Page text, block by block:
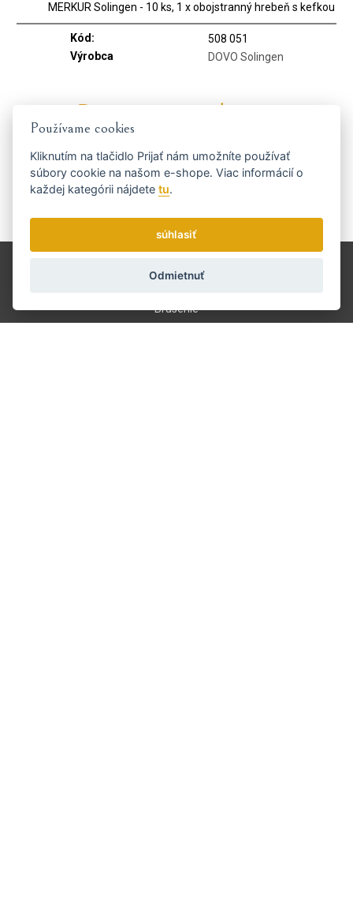
MERKUR Solingen - 10 ks, 1 x obojstranný hrebeň s kefkou
Kód:
508 051
Výrobca
DOVO Solingen
Dostaňte se včas k tomu
nejvýhodnějšímu...
Zasielame novinky a zľavy raz týždenne.
Blog
Brúsenie
Používame cookies
Kliknutím na tlačidlo Prijať nám umožníte používať
súbory cookie na našom e-shope. Viac informácií o
každej kategórii nájdetetu.
súhlasiť
Odmietnuť